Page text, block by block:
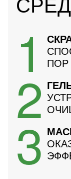
очищает от
Подходит для
АКТИВНЫЕ
Каолин
1
ПОР
2
3